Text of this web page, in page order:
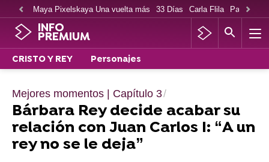
Maya Pixelskaya Una vuelta más 33 Días Carla Flila Paco
INFO
PREMIUM
CRISTO Y REY Personajes
Mejores momentos | Capítulo 3
Bárbara Rey decide acabar su
relación con Juan Carlos I: “A un
rey no se le deja”